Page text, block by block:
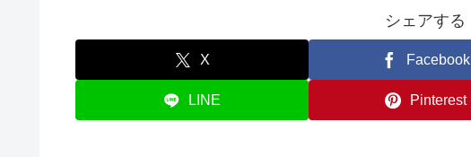
シェアする
X Facebook
LINE Pinterest